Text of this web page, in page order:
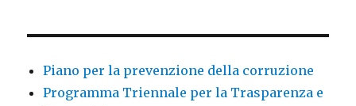
Piano per la prevenzione della corruzione
Programma Triennale per la Trasparenza e